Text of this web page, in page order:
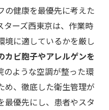
の健康を最優先に考えた
ターズ西東京は、作業時
境に適しているかを厳し
カビ胞子やアレルゲンを
のような空調が整った環
め、徹底した衛生管理が
最優先にし、患者やスタ